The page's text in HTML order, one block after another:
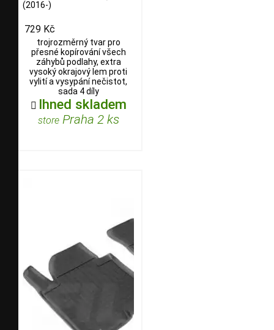
(2016-)
729 Kč
trojrozměrný tvar pro
přesné kopírování všech
záhybů podlahy, extra
vysoký okrajový lem proti
vylití a vysypání nečistot,
sada 4 díly
 Ihned skladem
storePraha 2 ks